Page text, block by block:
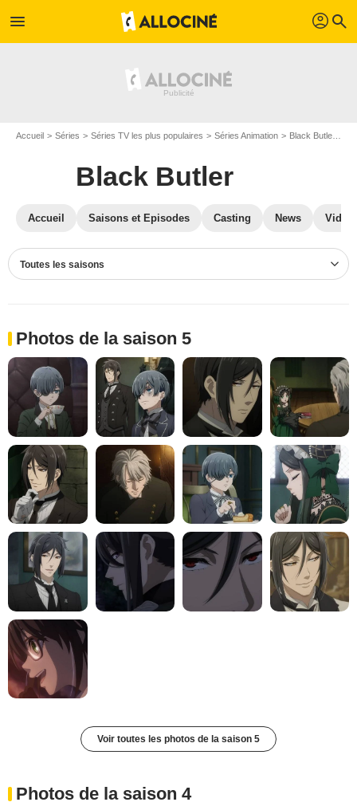
menu profil search
Accueil Séries Séries TV les plus populaires Séries Animation Black Butler
Black Butler
Accueil Saisons et Episodes Casting News
Toutes les saisons
Photos de la saison 5
Voir toutes les photos de la saison 5
Photos de la saison 4